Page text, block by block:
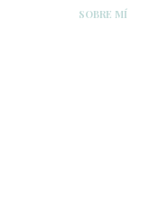
SOBRE MÍ